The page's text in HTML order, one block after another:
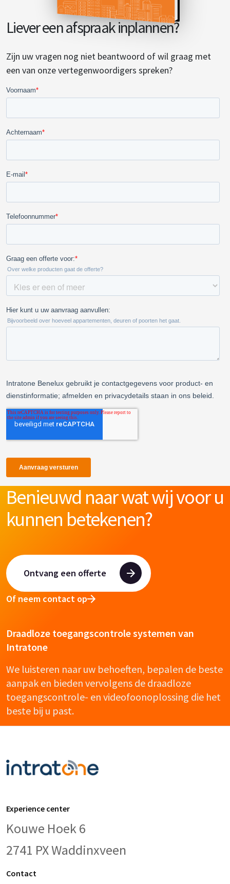
Liever een afspraak inplannen?
Zijn uw vragen nog niet beantwoord of wil graag met
een van onze vertegenwoordigers spreken?
Benieuwd naar wat wij voor u
kunnen betekenen?
Ontvang een offerte
Of neem contact op
Draadloze toegangscontrole systemen van
Intratone
We luisteren naar uw behoeften, bepalen de beste
aanpak en bieden vervolgens de draadloze
toegangscontrole- en videofoonoplossing die het
beste bij u past.
Experience center
Kouwe Hoek 6
2741 PX Waddinxveen
Contact